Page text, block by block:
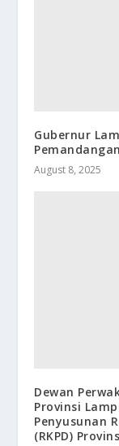
Gubernur
August 8, 2025
Dewan
Provinsi
Penyusunan
(RKPD)